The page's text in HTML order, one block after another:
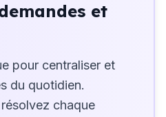
et
pour centraliser et
du quotidien.
chaque